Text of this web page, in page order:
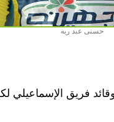
حسنى عبد ربه
فريق الإسماعيلي